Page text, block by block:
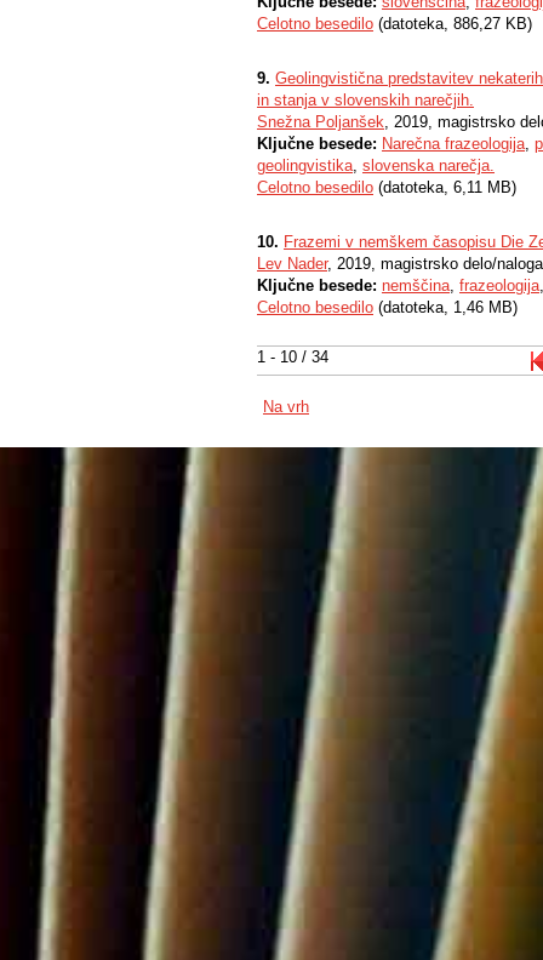
1 - 10 / 34
Celotno besedilo (datoteka, 886,27 KB)
9. Geolingvistična predstavitev
in stanja v slovenskih narečjih.
Snežna Poljanšek, 2019, magistrsko
Ključne besede: Narečna frazeologija,
geolingvistika, slovenska narečja.
Celotno besedilo (datoteka, 6,11 MB)
10. Frazemi v nemškem časopisu Die
Lev Nader, 2019, magistrsko delo/naloga
Ključne besede: nemščina, frazeologija
Celotno besedilo (datoteka, 1,46 MB)
Na vrh